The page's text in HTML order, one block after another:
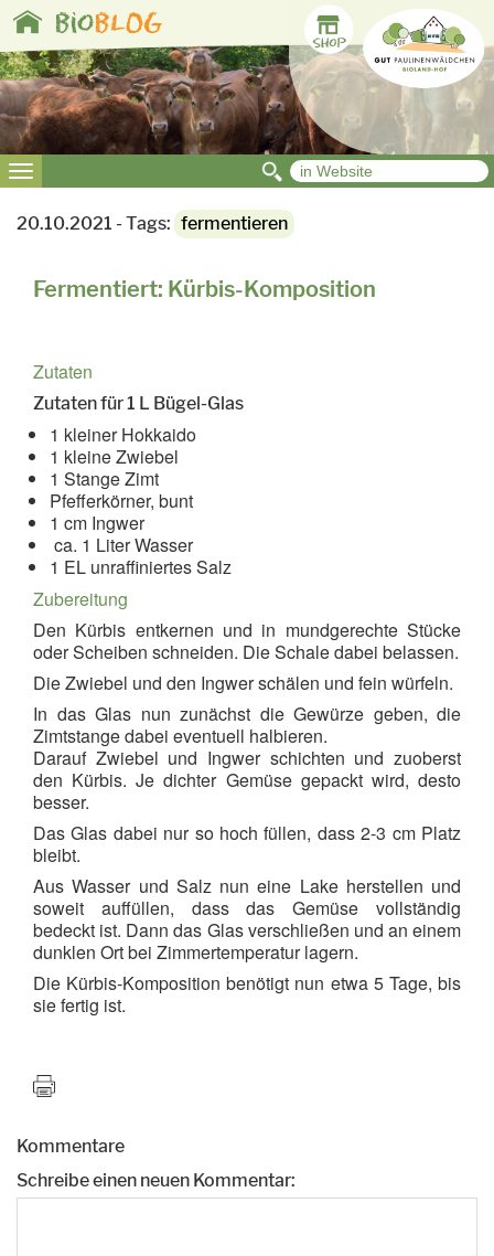
Toggle
navigation
bioBLOG
Toggle
navigation
20.10.2021 - Tags: fermentieren
Fermentiert: Kürbis-Komposition
Zutaten
Zutaten für 1 L Bügel-Glas
1 kleiner Hokkaido
1 kleine Zwiebel
1 Stange Zimt
Pfefferkörner, bunt
1 cm Ingwer
ca. 1 Liter Wasser
1 EL unraffiniertes Salz
Zubereitung
Den Kürbis entkernen und in mundgerechte Stücke
oder Scheiben schneiden. Die Schale dabei belassen.
Die Zwiebel und den Ingwer schälen und fein würfeln.
In das Glas nun zunächst die Gewürze geben, die
Zimtstange dabei eventuell halbieren.
Darauf Zwiebel und Ingwer schichten und zuoberst
den Kürbis. Je dichter Gemüse gepackt wird, desto
besser.
Das Glas dabei nur so hoch füllen, dass 2-3 cm Platz
bleibt.
Aus Wasser und Salz nun eine Lake herstellen und
soweit auffüllen, dass das Gemüse vollständig
bedeckt ist. Dann das Glas verschließen und an einem
dunklen Ort bei Zimmertemperatur lagern.
Die Kürbis-Komposition benötigt nun etwa 5 Tage, bis
sie fertig ist.
Kommentare
Schreibe einen neuen Kommentar: